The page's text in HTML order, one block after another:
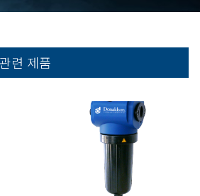
관련 제품